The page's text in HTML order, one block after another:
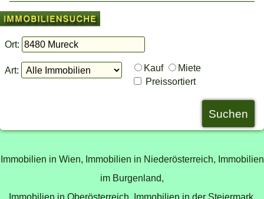
Ort:
Art: Kauf
Miete
Preissortiert
Immobilien in Wien, Immobilien in Niederösterreich, Immobilien
im Burgenland,
Immobilien in Oberösterreich, Immobilien in der Steiermark,